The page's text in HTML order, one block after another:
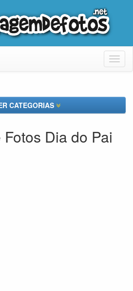
CATEGORIAS
Dia do Pai